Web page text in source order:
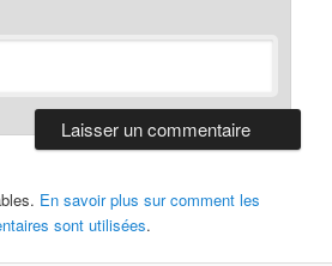
En savoir plus sur comment les
sont utilisées.